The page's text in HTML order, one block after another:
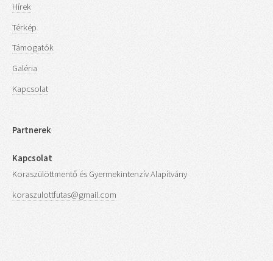
Hírek
Térkép
Támogatók
Galéria
Kapcsolat
Partnerek
Kapcsolat
Koraszülöttmentő és Gyermekintenzív Alapítvány
koraszulottfutas@gmail.com